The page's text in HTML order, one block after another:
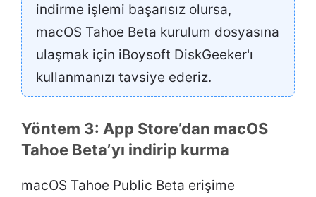
indirme işlemi başarısız olursa,
macOS Tahoe Beta kurulum dosyasına
ulaşmak için iBoysoft DiskGeeker'ı
kullanmanızı tavsiye ederiz.
Yöntem 3: App Store’dan macOS
Tahoe Beta’yı indirip kurma
macOS Tahoe Public Beta erişime